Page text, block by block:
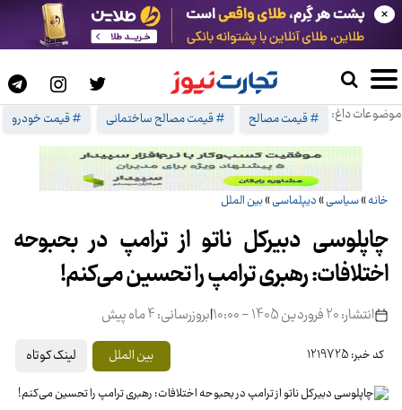
موضوعات داغ: # قیمت مصالح # قیمت مصالح ساختمانی # قیمت خودرو
×
خانه»سیاسی» دیپلماسی»بین الملل
چاپلوسی دبیرکل ناتو از ترامپ در بحبوحه
اختلافات: رهبری ترامپ را تحسین می‌کنم!
انتشار: 20 فروردین 1405 - 10:00 |بروزرسانی: 4 ماه پیش
کد خبر: 1219725 بین الملل لینک کوتاه